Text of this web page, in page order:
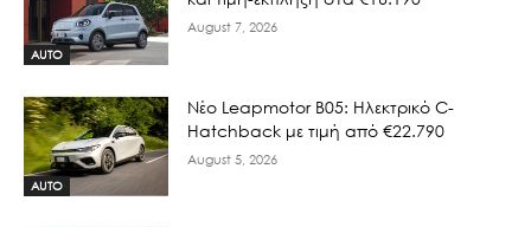
AUTO
August 7, 2026
AUTO
Νέο Leapmotor B05: Ηλεκτρικό C-
Hatchback με τιμή από €22.790
August 5, 2026